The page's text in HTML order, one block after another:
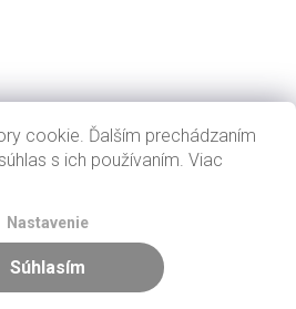
cookie. Ďalším prechádzaním
s ich používaním. Viac
Nastavenie
Súhlasím